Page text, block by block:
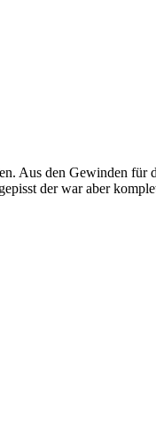
Aus den Gewinden für
der war aber